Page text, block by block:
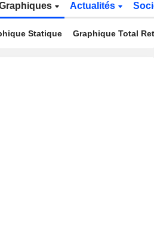
Actualités
Statique Graphique Total